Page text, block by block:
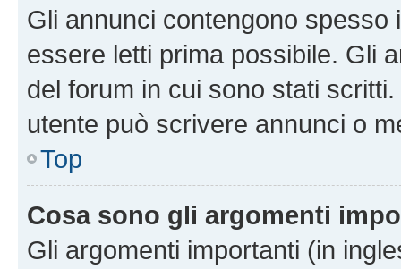
Gli annunci contengono
essere letti prima possibile. Gli
del forum in cui sono stati
utente può scrivere annunci o
Top
Cosa sono gli argomenti
Gli argomenti importanti (in